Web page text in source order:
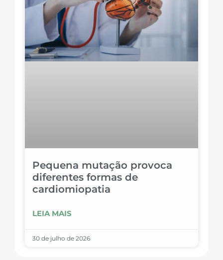
Pequena mutação provoca
diferentes formas de
cardiomiopatia
LEIA MAIS
30 de julho de 2026